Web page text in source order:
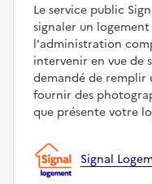
Le service public
signaler un
l'administration
intervenir en vue de
demandé de remplir
fournir des
que présente votre
Signal